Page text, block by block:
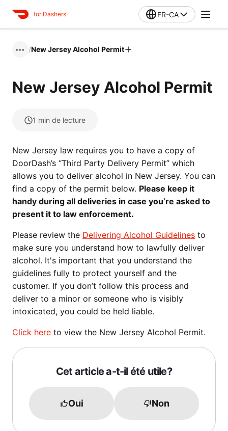
for Dashers FR-CA
••• /New Jersey Alcohol Permit
New Jersey Alcohol Permit
1 min de lecture
New Jersey law requires you to have a copy of
DoorDash’s “Third Party Delivery Permit” which
allows you to deliver alcohol in New Jersey. You can
find a copy of the permit below. Please keep it
handy during all deliveries in case you’re asked to
present it to law enforcement.
Please review the Delivering Alcohol Guidelines to
make sure you understand how to lawfully deliver
alcohol. It's important that you understand the
guidelines fully to protect yourself and the
customer. If you don’t follow this process and
deliver to a minor or someone who is visibly
intoxicated, you could be held liable.
Click here to view the New Jersey Alcohol Permit.
Cet article a-t-il été utile?
Oui Non